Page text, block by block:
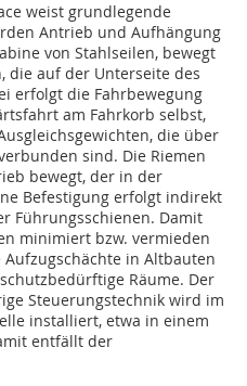
weist grundlegende
Antrieb und Aufhängung
von Stahlseilen, bewegt
die auf der Unterseite des
erfolgt die Fahrbewegung
am Fahrkorb selbst,
die über
sind. Die Riemen
bewegt, der in der
Befestigung erfolgt indirekt
Führungsschienen. Damit
minimiert bzw. vermieden
in Altbauten
Räume. Der
Steuerungstechnik wird im
installiert, etwa in einem
entfällt der